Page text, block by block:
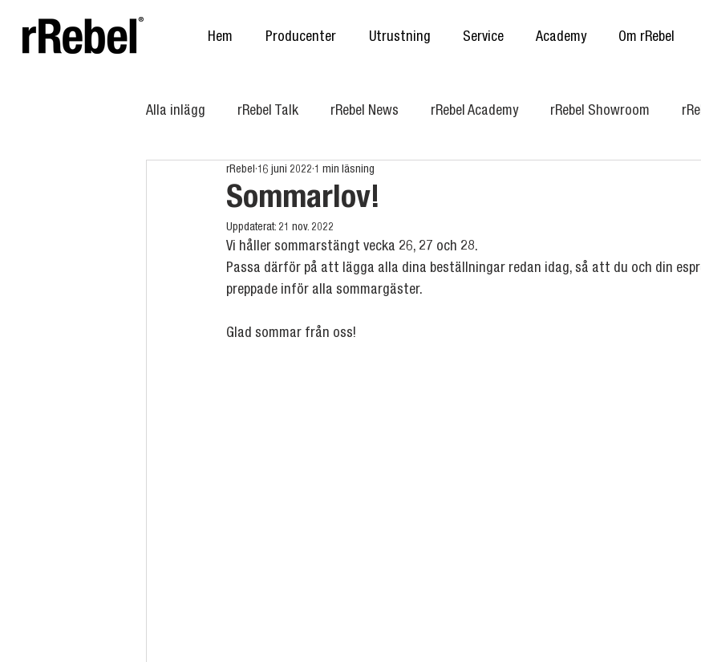
Hem Producenter Utrustning Service Academy Om rRebel
Alla inlägg rRebel Talk rRebel News rRebel Academy rRebel Showroom
Sommarlov!
rRebel 16 juni 2022 1 min läsning
Uppdaterat: 21 nov. 2022
Vi håller sommarstängt vecka 26, 27 och 28.
Passa därför på att lägga alla dina beställningar redan idag, så att du och din
preppade inför alla sommargäster.
Glad sommar från oss!